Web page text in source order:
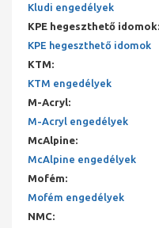
Kludi engedélyek
KPE hegeszthető idomok:
KPE hegeszthető idomok
KTM:
KTM engedélyek
M-Acryl:
M-Acryl engedélyek
McAlpine:
McAlpine engedélyek
Mofém:
Mofém engedélyek
NMC: